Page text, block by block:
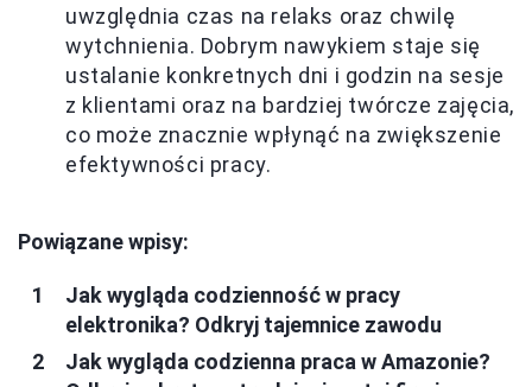
uwzględnia czas na relaks oraz chwilę
wytchnienia. Dobrym nawykiem staje się
ustalanie konkretnych dni i godzin na sesje
z klientami oraz na bardziej twórcze zajęcia,
co może znacznie wpłynąć na zwiększenie
efektywności pracy.
Powiązane wpisy:
Jak wygląda codzienność w pracy
elektronika? Odkryj tajemnice zawodu
Jak wygląda codzienna praca w Amazonie?